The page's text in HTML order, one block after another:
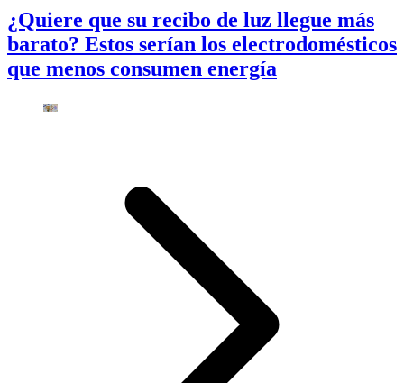
¿Quiere que su recibo de luz llegue más
barato? Estos serían los electrodomésticos
que menos consumen energía